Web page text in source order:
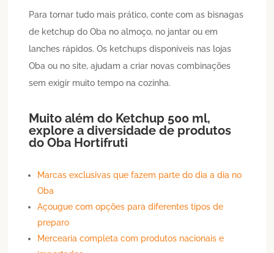
Para tornar tudo mais prático, conte com as bisnagas
de ketchup do Oba no almoço, no jantar ou em
lanches rápidos. Os ketchups disponíveis nas lojas
Oba ou no site, ajudam a criar novas combinações
sem exigir muito tempo na cozinha.
Muito além do Ketchup 500 ml,
explore a diversidade de produtos
do Oba Hortifruti
Marcas exclusivas que fazem parte do dia a dia no
Oba
Açougue com opções para diferentes tipos de
preparo
Mercearia completa com produtos nacionais e